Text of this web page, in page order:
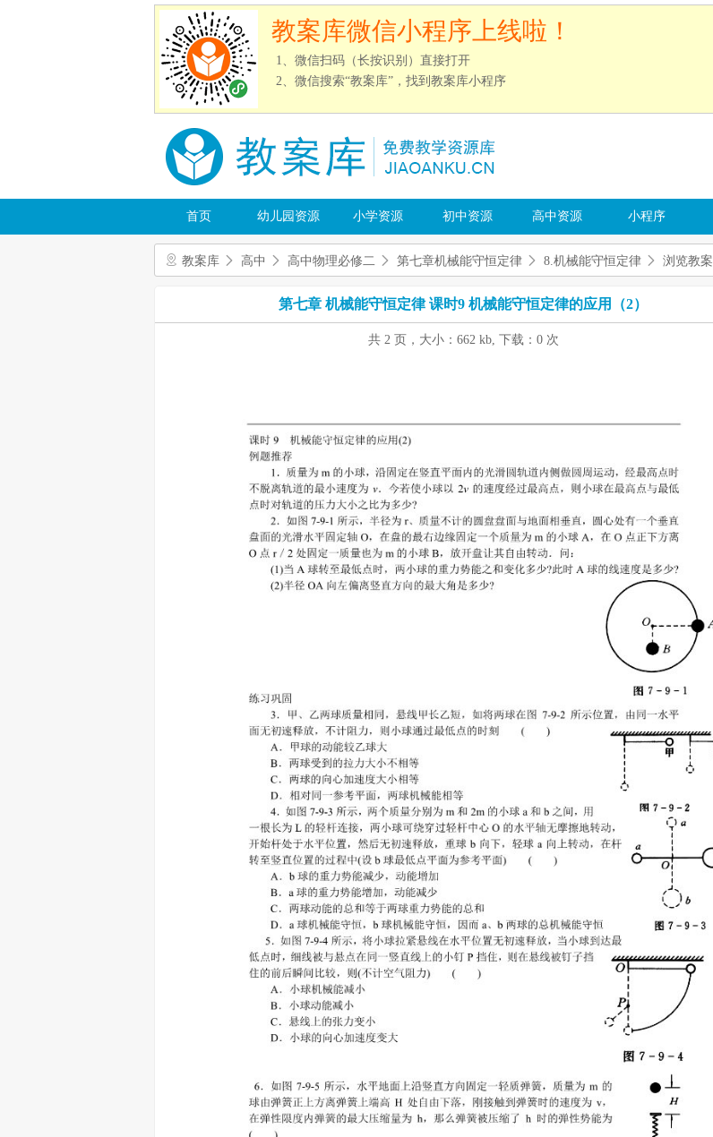
教案库微信小程序上线啦！
1、微信扫码（长按识别）直接打开
2、微信搜索“教案库”，找到教案库小程序
首页 幼儿园资源 小学资源 初中资源 高中资源 小程序
教案库 高中 高中物理必修二 第七章机械能守恒定律 8.机械能守恒定律 浏览教案
第七章 机械能守恒定律 课时9 机械能守恒定律的应用（2）
共 2 页，大小：662 kb, 下载：0 次